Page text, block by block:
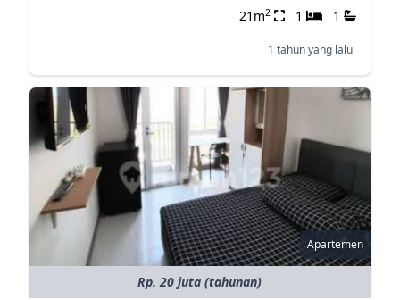
21m2 1 1
1 tahun yang lalu
Apartemen
Rp. 20 juta (tahunan)